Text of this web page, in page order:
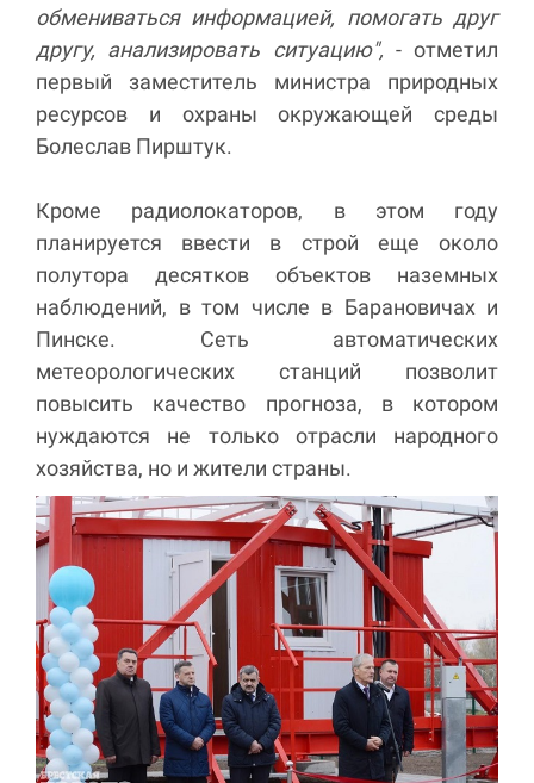
обмениваться информацией, помогать друг
другу, анализировать ситуацию", - отметил
первый заместитель министра природных
ресурсов и охраны окружающей среды
Болеслав Пирштук.
Кроме радиолокаторов, в этом году
планируется ввести в строй еще около
полутора десятков объектов наземных
наблюдений, в том числе в Барановичах и
Пинске. Сеть автоматических
метеорологических станций позволит
повысить качество прогноза, в котором
нуждаются не только отрасли народного
хозяйства, но и жители страны.